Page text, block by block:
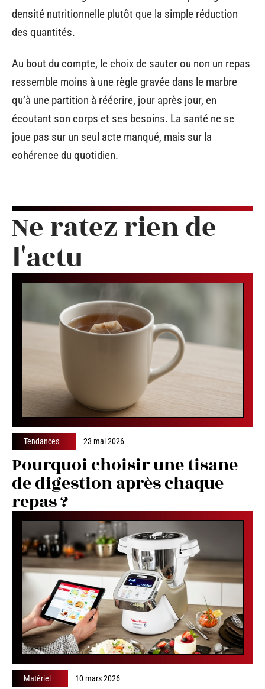
densité nutritionnelle plutôt que la simple réduction
des quantités.
Au bout du compte, le choix de sauter ou non un repas
ressemble moins à une règle gravée dans le marbre
qu’à une partition à réécrire, jour après jour, en
écoutant son corps et ses besoins. La santé ne se
joue pas sur un seul acte manqué, mais sur la
cohérence du quotidien.
Ne ratez rien de
l'actu
Tendances 23 mai 2026
Pourquoi choisir une tisane
de digestion après chaque
repas ?
Matériel 10 mars 2026